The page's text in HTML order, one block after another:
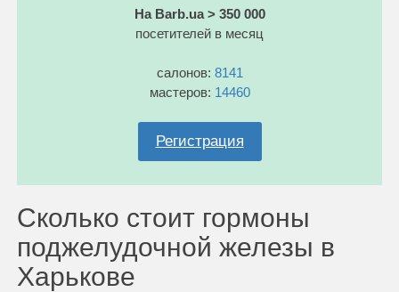
На Barb.ua > 350 000
посетителей в месяц
салонов: 8141
мастеров: 14460
Регистрация
Сколько стоит гормоны
поджелудочной железы в
Харькове